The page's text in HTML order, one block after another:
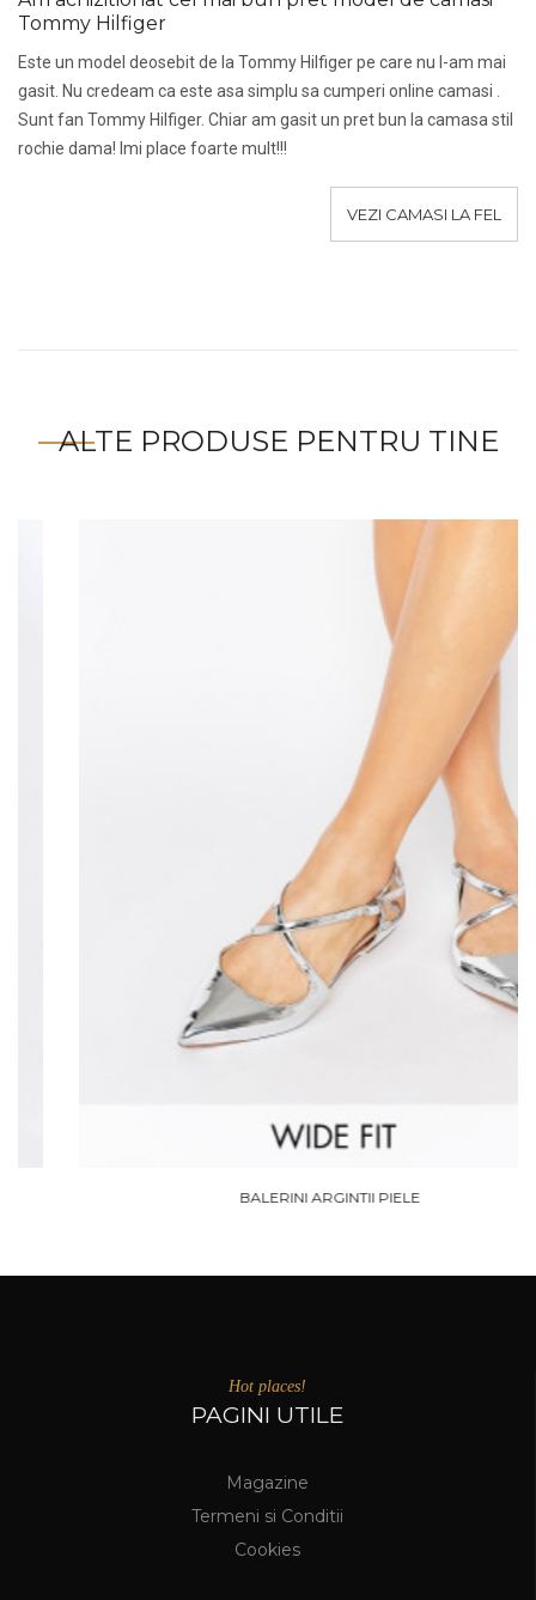
Tommy Hilfiger
Este un model deosebit de la Tommy Hilfiger pe care nu l-am mai
gasit. Nu credeam ca este asa simplu sa cumperi online camasi .
Sunt fan Tommy Hilfiger. Chiar am gasit un pret bun la camasa stil
rochie dama! Imi place foarte mult!!!
VEZI CAMASI LA FEL
ALTE PRODUSE PENTRU TINE
BALERINI ARGINTII PIELE
Hot places!
PAGINI UTILE
Magazine
Termeni si Conditii
Cookies